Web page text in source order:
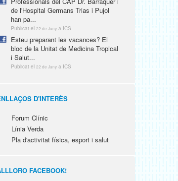
de l'Hospital Germans Trias i Pujol
han pa...
Publicat el 22 de Juny a ICS
Esteu preparant les vacances? El
bloc de la Unitat de Medicina Tropical
i Salut...
Publicat el 22 de Juny a ICS
D'INTERÈS
Forum Clínic
Línia Verda
Pla d'activitat física, esport i salut
FACEBOOK!